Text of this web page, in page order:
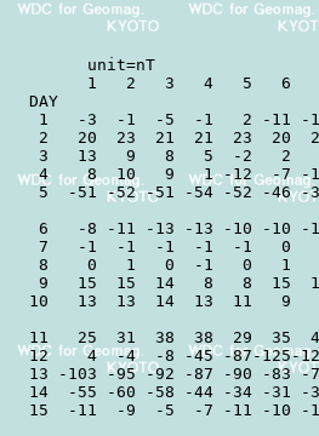
unit=nT
1   2   3   4   5   6
DAY
1   -3  -1  -5  -1   2 -11 -
2   20  23  21  21  23
3   13   9   8   5  -2   2
4    8  10   9   1 -12  -7 -12
5  -51 -52 -51 -54 -52 -46 -
6   -8 -11 -13 -13 -10 -
7   -1  -1  -1  -1  -1   0
8    0   1   0  -1   0   1   1
9   15  15  14   8   8  15
10   13  13  14  13  11   9
11   25  31  38  38  29  35
12    4  -4  -8 -45 -87-125-128-
13 -103 -95 -92 -87 -90 -83
14  -55 -60 -58 -44 -34 -31 -
15  -11  -9  -5  -7 -11 -10